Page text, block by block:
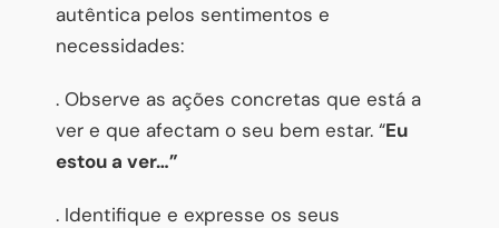
autêntica pelos sentimentos e
necessidades:
. Observe as ações concretas que está a
ver e que afectam o seu bem estar. “Eu
estou a ver…”
. Identifique e expresse os seus